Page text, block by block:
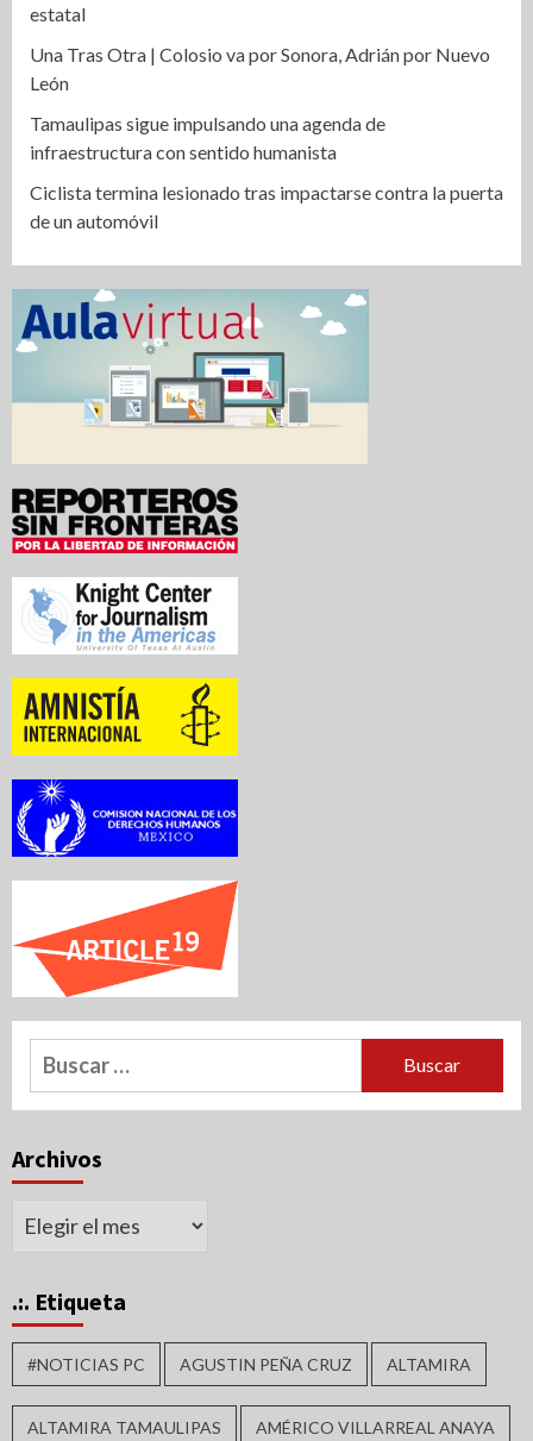
estatal
Una Tras Otra | Colosio va por Sonora, Adrián por Nuevo
León
Tamaulipas sigue impulsando una agenda de
infraestructura con sentido humanista
Ciclista termina lesionado tras impactarse contra la puerta
de un automóvil
Buscar:
Archivos
Archivos
.:. Etiqueta
#NOTICIAS PC AGUSTIN PEÑA CRUZ ALTAMIRA
ALTAMIRA TAMAULIPAS AMÉRICO VILLARREAL ANAYA